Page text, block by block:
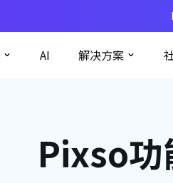
AI 解决方案
Pixso功